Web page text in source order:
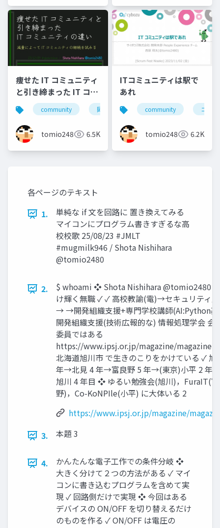
痩せた IT コミュニティ
と引き締まった IT コミ
ュニティの違い
community 岡山 北海道 旭川
tomio2480 6.5K
ITコミュニティは駅で
あれ
community コミ
tomio2480 6.2K
各ページのテキスト
1.
単純な if 文を回路に 置き換えてみる
マイコンにプログラム書きすぎるな高
校校歌 25/08/23 #JMLT
#mugmilk946 / Shota Nishihara
@tomio2480
2.
$ whoami ❖ Shota Nishihara @tomio2480
け輝く無職 ✓ ✓ 高校教諭(電)→セキュリティ
→ →開発組織支援+専門学校講師(AI:Python
開発組織支援(技術広報的な) 情報処理学会 会
委員ではある
https://www.ipsj.or.jp/magazine/
北海道旭川市 で生きのこりをかけている ✓ 旭
年→北見 4 年→富良野 5 年→(東京)小平 2 年
旭川 4 年目 ❖ ゆるい勉強会(旭川)，FuraIT(
野)，Co-KoNPIle(小平) に大体いる 2
https://www.ipsj.or.jp/magazine/
3.
本題 3
4.
かんたんな電子工作での条件分岐 ❖
大きく分けて２つの方法がある ✓ マイ
コンに書き込むプログラムを含めて実
現 ✓ 回路側だけで実現 ❖ 今回はある
デバイスの ON/OFF を切り替えるだけ
のものを作る ✓ ON/OFF は電圧の